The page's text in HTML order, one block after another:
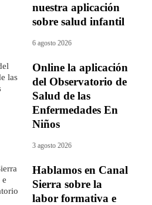
nuestra aplicación
sobre salud infantil
6 agosto 2026
Online la aplicación
del Observatorio de
Salud de las
Enfermedades En
Niños
3 agosto 2026
Hablamos en Canal
Sierra sobre la
labor formativa e